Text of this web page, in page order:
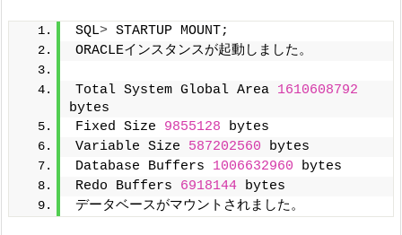
SQL> STARTUP MOUNT;
ORACLEインスタンスが起動しました。
Total System Global Area 1610608792
bytes
Fixed Size 9855128 bytes
Variable Size 587202560 bytes
Database Buffers 1006632960 bytes
Redo Buffers 6918144 bytes
データベースがマウントされました。